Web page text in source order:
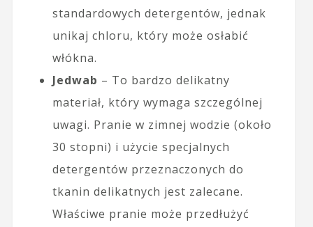
standardowych detergentów, jednak
unikaj chloru, który może osłabić
włókna.
Jedwab – To bardzo delikatny
materiał, który wymaga szczególnej
uwagi. Pranie w zimnej wodzie (około
30 stopni) i użycie specjalnych
detergentów przeznaczonych do
tkanin delikatnych jest zalecane.
Właściwe pranie może przedłużyć